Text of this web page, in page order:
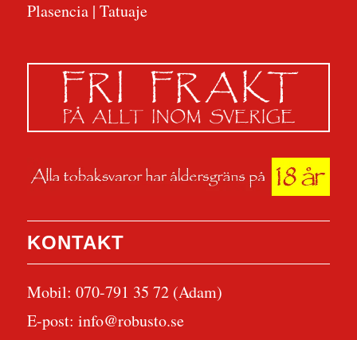
Plasencia| Tatuaje
KONTAKT
Mobil: 070-791 35 72 (Adam)
E-post: info@robusto.se